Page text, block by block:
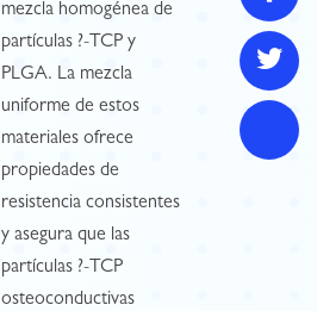
mezcla homogénea de
partículas ?-TCP y
PLGA. La mezcla
uniforme de estos
materiales ofrece
propiedades de
resistencia consistentes
y asegura que las
partículas ?-TCP
osteoconductivas